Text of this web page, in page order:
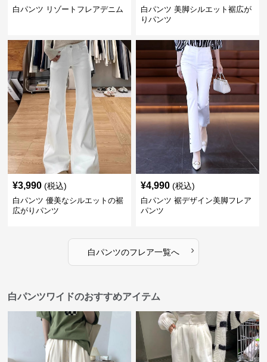
白パンツ リゾートフレアデニム
白パンツ 美脚シルエット裾広が
りパンツ
¥3,990 (税込)
白パンツ 優美なシルエットの裾
広がりパンツ
¥4,990 (税込)
白パンツ 裾デザイン美脚フレア
パンツ
白パンツのフレア一覧へ ›
白パンツワイドのおすすめアイテム